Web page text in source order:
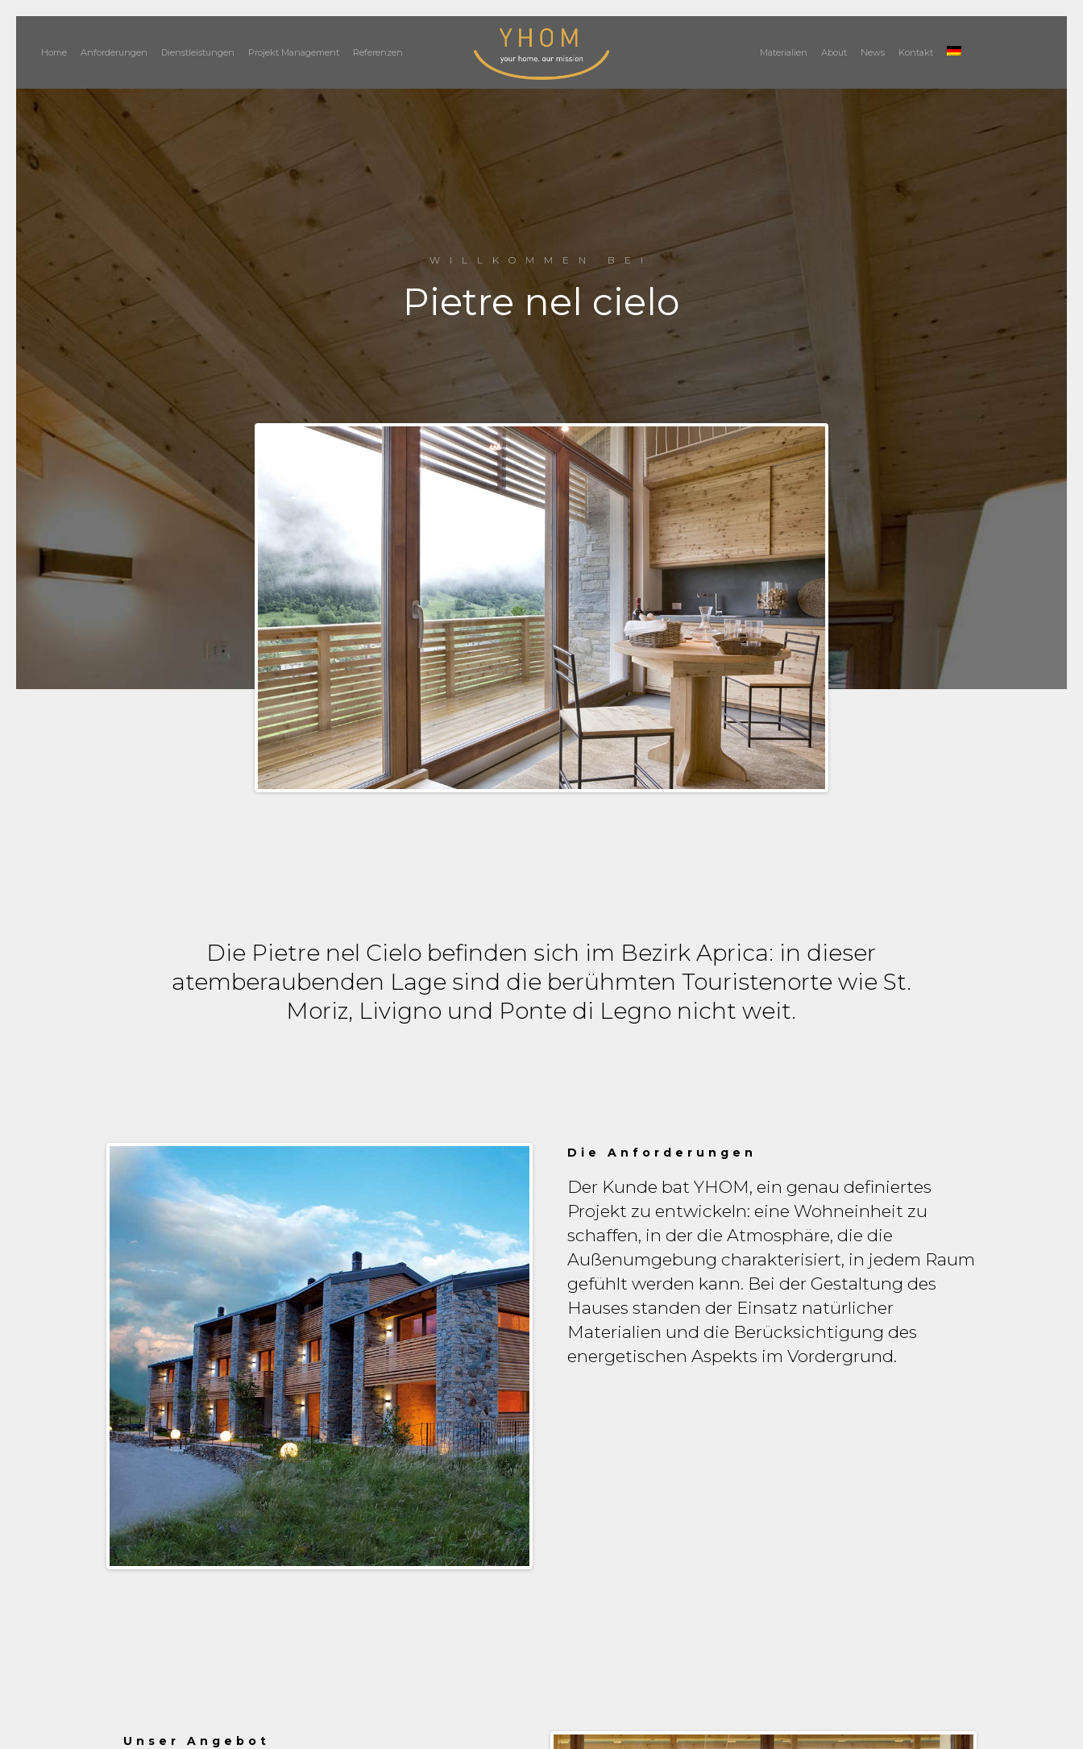
Home Anforderungen Dienstleistungen Projekt Management Referenzen Materialien About News Kontakt
WILLKOMMEN BEI
Pietre nel cielo
Die Pietre nel Cielo befinden sich im Bezirk Aprica: in dieser
atemberaubenden Lage sind die berühmten Touristenorte wie St.
Moriz, Livigno und Ponte di Legno nicht weit.
Die Anforderungen
Der Kunde bat YHOM, ein genau definiertes
Projekt zu entwickeln: eine Wohneinheit zu
schaffen, in der die Atmosphäre, die die
Außenumgebung charakterisiert, in jedem Raum
gefühlt werden kann. Bei der Gestaltung des
Hauses standen der Einsatz natürlicher
Materialien und die Berücksichtigung des
energetischen Aspekts im Vordergrund.
Unser Angebot